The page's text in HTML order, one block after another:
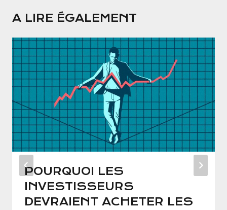
A LIRE ÉGALEMENT
POURQUOI LES
INVESTISSEURS
DEVRAIENT ACHETER LES